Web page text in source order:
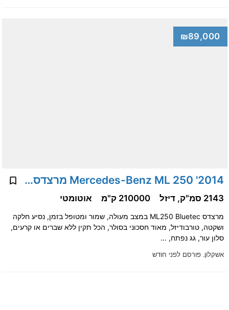
₪89,000
2014' Mercedes-Benz ML 250 מרצדס-בנץ
אשקלון.פורסם לפני חודש
2143 סמ"ק, דיזל 210000 ק"מ אוטומטי
מרצדס ML250 Bluetec במצב מעולה, שמור ומטופל בזמן, נסיע חלקה
ושקטה, טורבודיזל, מאוד חסכוני בסולר, הכל תקין ללא שברים או קרעים,
סלון עור, גג נפתח, …